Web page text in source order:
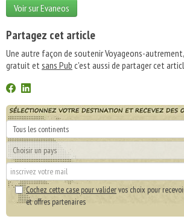
Voir sur Evaneos
Partagez cet article
Une autre façon de soutenir Voyageons-
gratuit etsans Pub c'est aussi de partager cet
Cochez cette case pour validervos choix pour
et offres partenaires